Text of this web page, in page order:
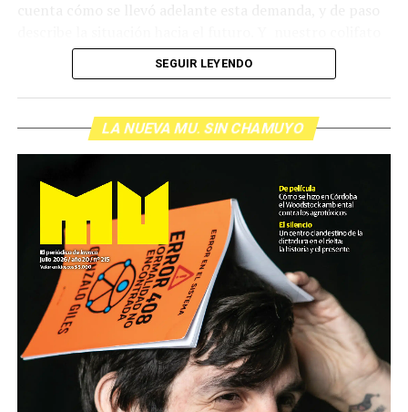
de cabecera Hugo López va a dar una definición
inolvidable sobre los normales y los anormales. Como
siempre, Pablo Marchetti que llega con música y con El
grito pelado.(Escuchá el programa completo)
Descargar los archivos de audio:Bloque 1/Bloque 2
Foto: Nacho Yuchark
Descargar el programa
La reproducción de este programa es libre. Sólo tenés
que mandar un mail a
infolavaca@yahoo.com.arpara
emitir todos los programas de Decí MU
SEGUIR LEYENDO
LA NUEVA MU. SIN CHAMUYO